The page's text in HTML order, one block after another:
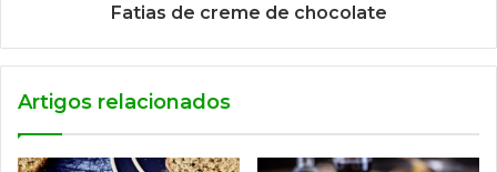
Fatias de creme de chocolate
Artigos relacionados